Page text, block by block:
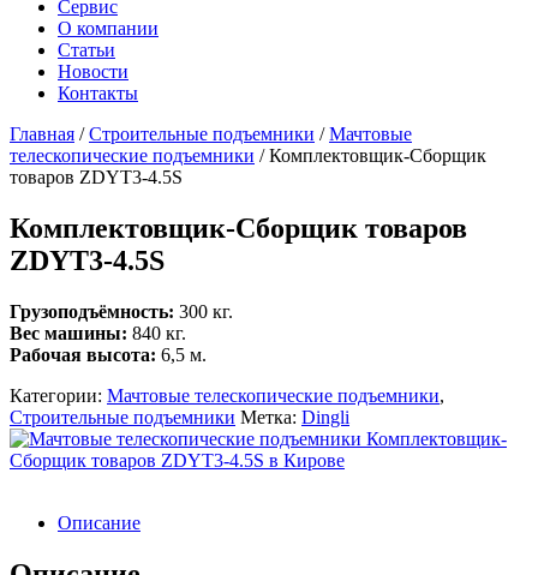
Сервис
О компании
Статьи
Новости
Контакты
Главная /Строительные подъемники /Мачтовые
телескопические подъемники /Комплектовщик-Сборщик
товаров ZDYT3-4.5S
Комплектовщик-Сборщик товаров
ZDYT3-4.5S
Грузоподъёмность: 300 кг.
Вес машины: 840 кг.
Рабочая высота: 6,5 м.
Категории: Мачтовые телескопические подъемники,
Строительные подъемники Метка: Dingli
Описание